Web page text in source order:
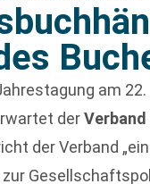
am
der
der Verband